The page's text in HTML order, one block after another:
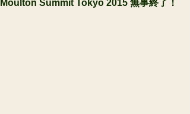
Moulton Summit Tokyo 2015 無事終了！